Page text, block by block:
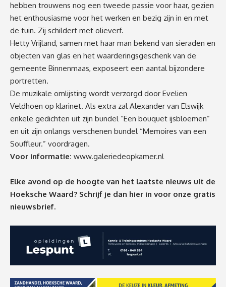
hebben trouwens nog een tweede passie voor haar, gezien
het enthousiasme voor het werken en bezig zijn in en met
de tuin. Zij schildert met olieverf.
Hetty Vrijland, samen met haar man bekend van sieraden en
objecten van glas en het waarderingsgeschenk van de
gemeente Binnenmaas, exposeert een aantal bijzondere
portretten.
De muzikale omlijsting wordt verzorgd door Evelien
Veldhoen op klarinet. Als extra zal Alexander van Elswijk
enkele gedichten uit zijn bundel “Een bouquet ijsbloemen”
en uit zijn onlangs verschenen bundel “Memoires van een
Souffleur.” voordragen.
Voor informatie: www.galeriedeopkamer.nl
Elke avond op de hoogte van het laatste nieuws uit de
Hoeksche Waard? Schrijf je dan hier in voor onze gratis
nieuwsbrief.